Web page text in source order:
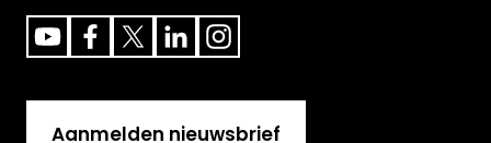
YoutubeFacebookTwitterLinkedinInstagram
Aanmelden nieuwsbrief